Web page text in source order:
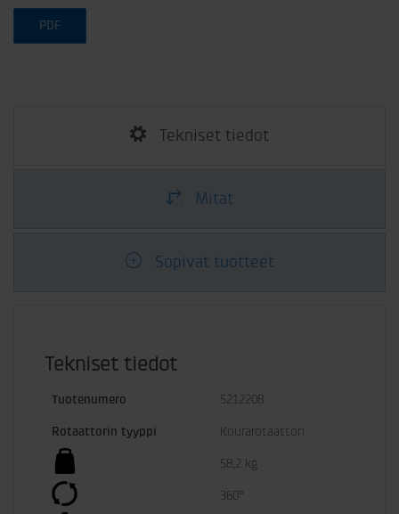
PDF
Tekniset tiedot
Mitat
Sopivat tuotteet
Tekniset tiedot
Tuotenumero 5212208
Rotaattorin tyyppi Kourarotaattori
58,2 kg
360°